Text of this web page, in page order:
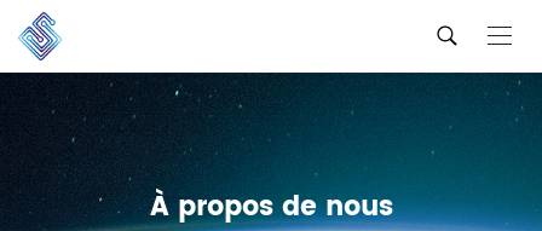
À propos de nous